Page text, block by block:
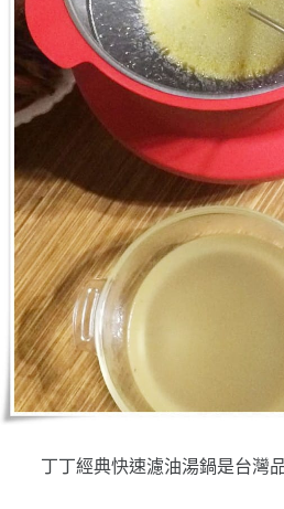
丁丁經典快速濾油湯鍋是台灣